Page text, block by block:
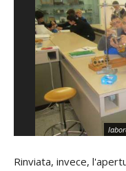
Rinviata, invece,